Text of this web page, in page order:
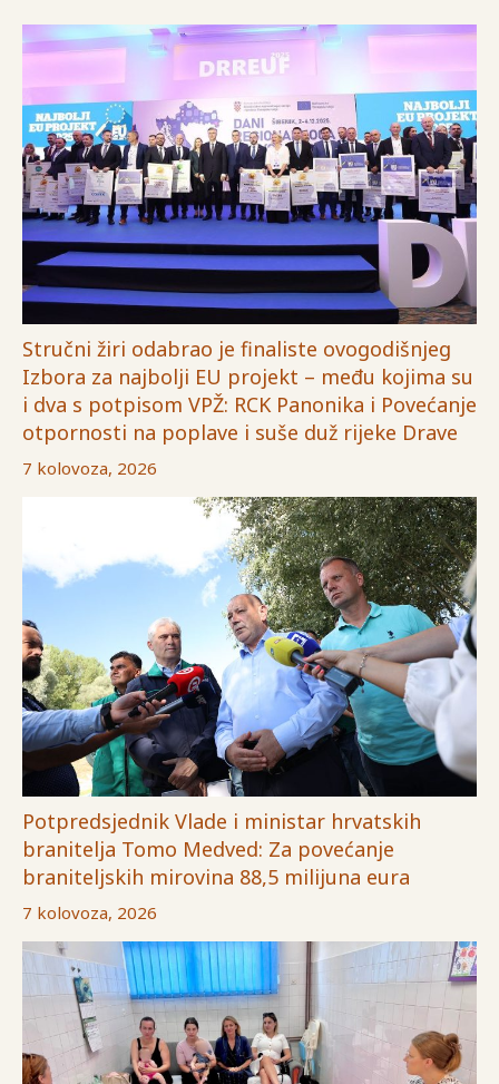
Stručni žiri odabrao je finaliste ovogodišnjeg
Izbora za najbolji EU projekt – među kojima su
i dva s potpisom VPŽ: RCK Panonika i Povećanje
otpornosti na poplave i suše duž rijeke Drave
7 kolovoza, 2026
Potpredsjednik Vlade i ministar hrvatskih
branitelja Tomo Medved: Za povećanje
braniteljskih mirovina 88,5 milijuna eura
7 kolovoza, 2026